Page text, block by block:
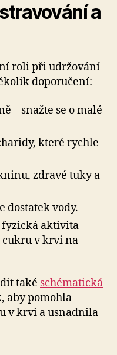
a
roli při udržování
doporučení:
– snažte se o malé
které rychle
zdravé tuky a
dostatek vody.
fyzická aktivita
v krvi na
také schématická
aby pomohla
v krvi a usnadnila